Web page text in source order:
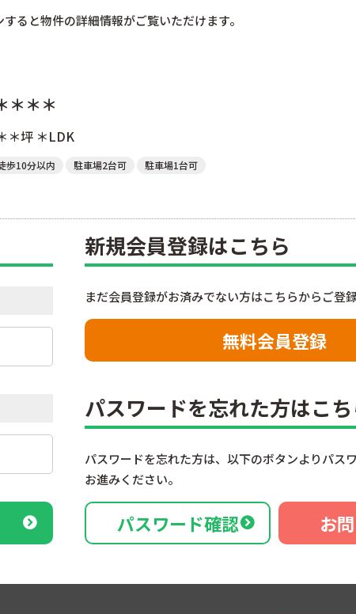
ると物件の詳細情報がご覧いただけます。
＊＊＊
＊坪 ＊LDK
歩10分以内 駐車場2台可
駐車場1台可
新規会員登録はこちら
まだ会員登録がお済みでない方はこちらからご登録
無料会員登録
パスワードを忘れた方はこち
パスワードを忘れた方は、以下のボタンよりパス
お進みください。
パスワード確認 お